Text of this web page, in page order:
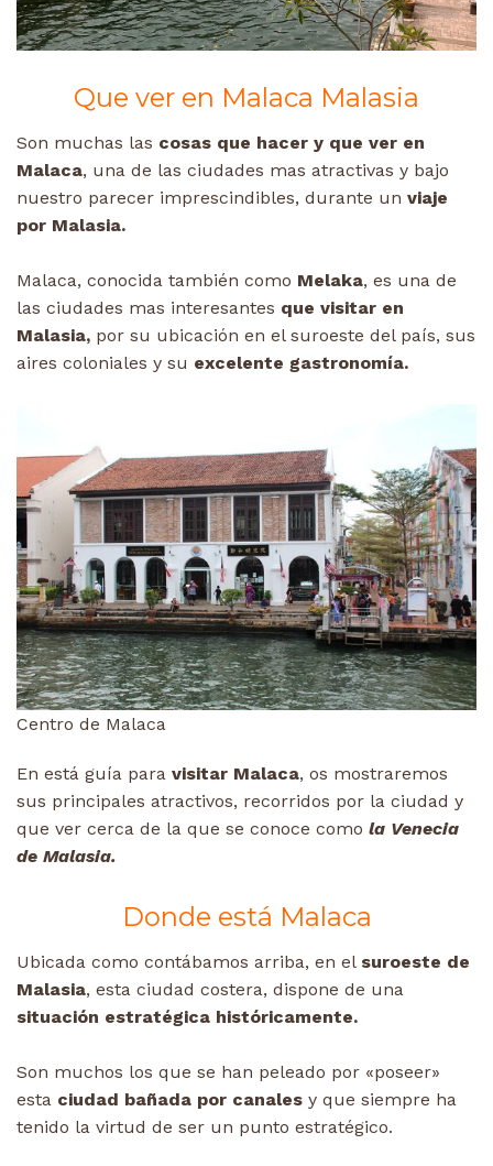
Que ver en Malaca Malasia
Son muchas las cosas que hacer y que ver en
Malaca, una de las ciudades mas atractivas y bajo
nuestro parecer imprescindibles, durante un viaje
por Malasia.
Malaca, conocida también como Melaka, es una de
las ciudades mas interesantes que visitar en
Malasia, por su ubicación en el suroeste del país, sus
aires coloniales y su excelente gastronomía.
Centro de Malaca
En está guía para visitar Malaca, os mostraremos
sus principales atractivos, recorridos por la ciudad y
que ver cerca de la que se conoce como la Venecia
de Malasia.
Donde está Malaca
Ubicada como contábamos arriba, en el suroeste de
Malasia, esta ciudad costera, dispone de una
situación estratégica históricamente.
Son muchos los que se han peleado por «poseer»
esta ciudad bañada por canales y que siempre ha
tenido la virtud de ser un punto estratégico.